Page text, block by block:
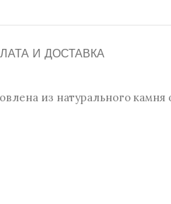
И ДОСТАВКА
из натурального